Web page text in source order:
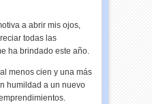
a abrir mis ojos,
todas las
ha brindado este año.
menos cien y una más
humildad a un nuevo